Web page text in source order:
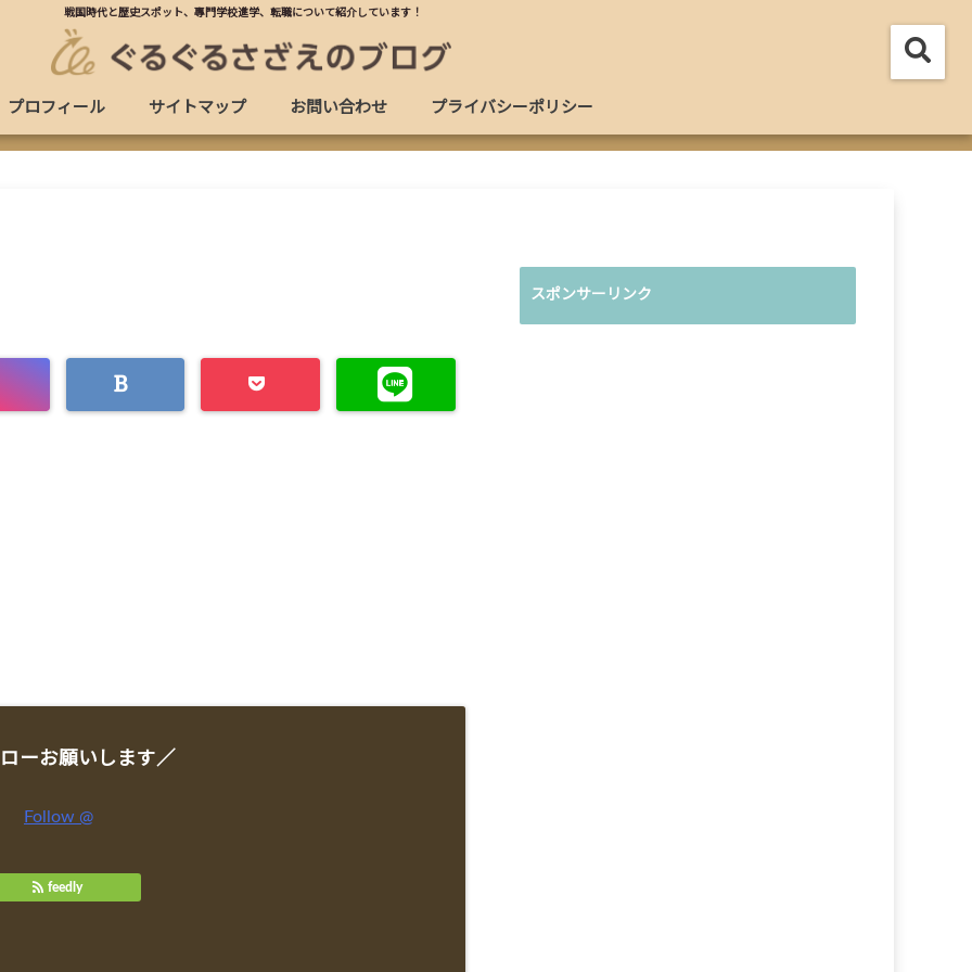
戦国時代と歴史スポット、專門学校進学、転職について紹介しています！
プロフィール サイトマップ お問い合わせ プライバシーポリシー
ーお願いします／
Follow @
feedly
スポンサーリンク